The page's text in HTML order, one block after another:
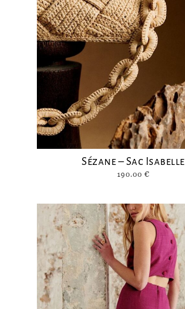
Sézane – Sac Isabelle
190.00 €